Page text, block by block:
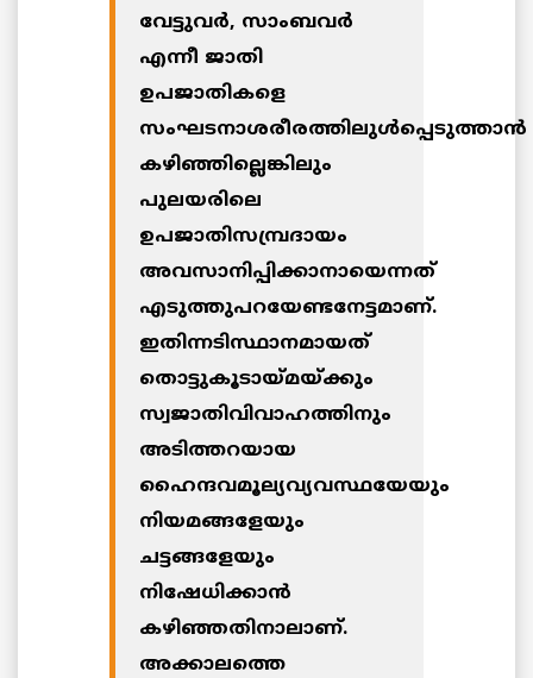
വേട്ടുവര്‍, സാംബവര്‍
എന്നീ ജാതി
ഉപജാതികളെ
സംഘടനാശരീരത്തിലുള്‍പ്പെടുത്താന്‍
കഴിഞ്ഞില്ലെങ്കിലും
പുലയരിലെ
ഉപജാതിസമ്പ്രദായം
അവസാനിപ്പിക്കാനായെന്നത്
എടുത്തുപറയേണ്ടനേട്ടമാണ്.
ഇതിന്നടിസ്ഥാനമായത്
തൊട്ടുകൂടായ്മയ്ക്കും
സ്വജാതിവിവാഹത്തിനും
അടിത്തറയായ
ഹൈന്ദവമൂല്യവ്യവസ്ഥയേയും
നിയമങ്ങളേയും
ചട്ടങ്ങളേയും
നിഷേധിക്കാന്‍
കഴിഞ്ഞതിനാലാണ്.
അക്കാലത്തെ